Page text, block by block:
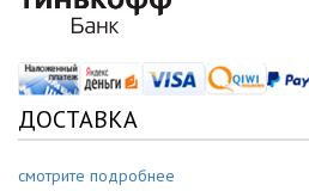
ДОСТАВКА
смотрите подробнее